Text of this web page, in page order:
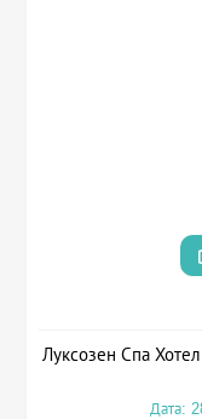
Луксозен Спа
Дата: